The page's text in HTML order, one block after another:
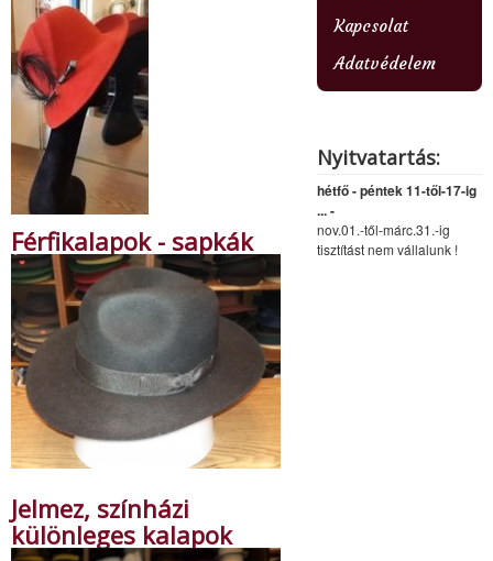
Férfikalapok - sapkák
Jelmez, színházi
különleges kalapok
Kapcsolat
Adatvédelem
Nyitvatartás:
hétfő - péntek 11-től-17-ig
... -
nov.01.-től-márc.31.-ig
tisztítást nem vállalunk !